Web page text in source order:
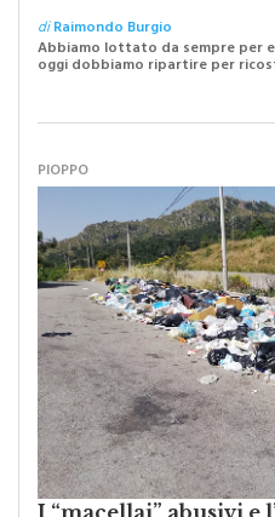
diRaimondo Burgio
Abbiamo lottato da sempre per
oggi dobbiamo ripartire per
PIOPPO